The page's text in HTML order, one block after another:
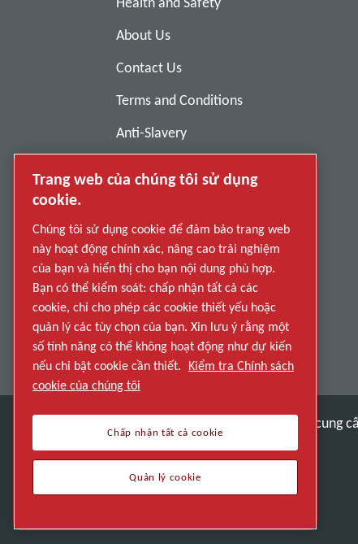
About Us
Contact Us
Terms and Conditions
Anti-Slavery
Suppliers
Accessibility
Khám phá cách Atlas Copco Group cung
Một phần của Atlas Copco Group
Trang web của chúng tôi sử dụng
cookie.
Chúng tôi sử dụng cookie để đảm bảo trang web
này hoạt động chính xác, nâng cao trải nghiệm
của bạn và hiển thị cho bạn nội dung phù hợp.
Bạn có thể kiểm soát: chấp nhận tất cả các
cookie, chỉ cho phép các cookie thiết yếu hoặc
quản lý các tùy chọn của bạn. Xin lưu ý rằng một
số tính năng có thể không hoạt động như dự kiến
nếu chỉ bật cookie cần thiết. Kiểm tra Chính sách
cookie của chúng tôi
Chấp nhận tất cả cookie
Quản lý cookie